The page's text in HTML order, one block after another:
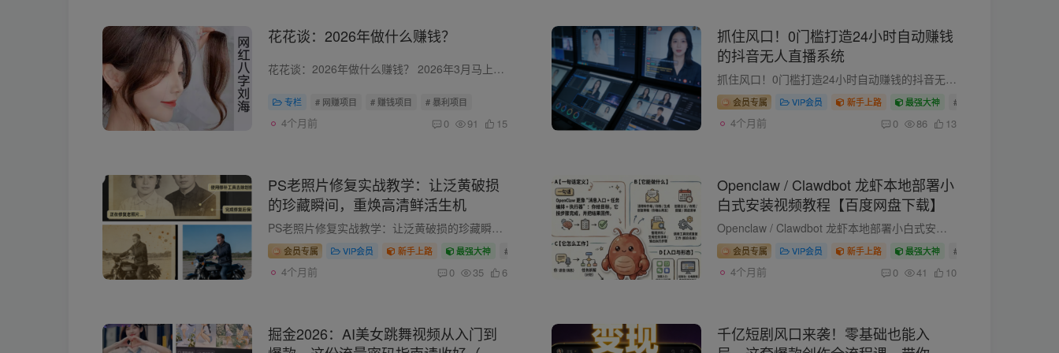
花花谈：2026年做什么赚钱？
花花谈：2026年做什么赚钱？ 2026年3月马上结束了，如果按照农历来说，刚进入二月，花花从过年回来，感觉赚钱很被动，无论是在线下还是线上，感觉大家赚钱都不易，也影响到了花花，直到这个月的...
专栏 # 网赚项目 # 赚钱项目 # 暴利项目
4个月前 0 91 15
抓住风口！0门槛打造24小时自动赚钱
的抖音无人直播系统
抓住风口！0门槛打造24小时自动赚钱的抖音无人直播系统 抖音无人直播，无需真人出镜、无需熬夜盯播，通过技术手段实现「24小时自动直播带货」，精准收割平台流量红利！全套硬核教程+实操工具，...
会员专属 VIP会员 新手上路 最强大神 # 网赚项目
4个月前 0 86 13
PS老照片修复实战教学：让泛黄破损
的珍藏瞬间，重焕高清鲜活生机
PS老照片修复实战教学：让泛黄破损的珍藏瞬间，重焕高清鲜活生机 家里压箱底的老照片，是不是早已变了模样？ 泛黄发暗、边角破损、划痕遍布、人物模糊，甚至原本黑白的画面，连亲人的眉眼都变得...
会员专属 VIP会员 新手上路 最强大神 # 偏门赚钱 # 网赚项目 # 赚钱项目
4个月前 0 35 6
Openclaw / Clawdbot 龙虾本地部署小
白式安装视频教程【百度网盘下载】
Openclaw / Clawdbot 龙虾本地部署小白式安装视频教程【百度网盘下载】 Openclaw（圈内昵称“小龙虾”），是2026年初强势出圈的开源AI智能体执行引擎兼网关，也是当下备受追捧的本地AI执行中枢...
会员专属 VIP会员 新手上路 最强大神 # 网赚项目
4个月前 0 41 10
掘金2026：AI美女跳舞视频从入门到
千亿短剧风口来袭！零基础也能入